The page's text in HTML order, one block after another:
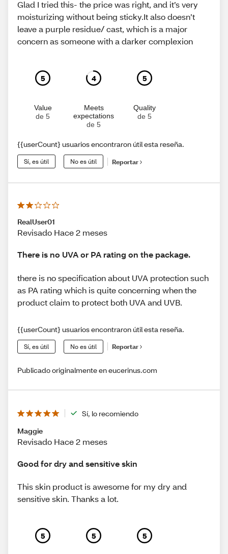
Glad I tried this- the price was right, and it’s very
moisturizing without being sticky.It also doesn’t
leave a purple residue/ cast, which is a major
concern as someone with a darker complexion
5
Value
de 5
4
Meets
expectations
de 5
5
Quality
de 5
{{userCount} usuarios encontraron útil esta reseña.
Sí, es útil No es útil Reportar
RealUser01
Revisado Hace 2 meses
There is no UVA or PA rating on the package.
there is no specification about UVA protection such
as PA rating which is quite concerning when the
product claim to protect both UVA and UVB.
{{userCount} usuarios encontraron útil esta reseña.
Sí, es útil No es útil Reportar
Publicado originalmente en eucerinus.com
Sí, lo recomiendo
Maggie
Revisado Hace 2 meses
Good for dry and sensitive skin
This skin product is awesome for my dry and
sensitive skin. Thanks a lot.
5 5 5